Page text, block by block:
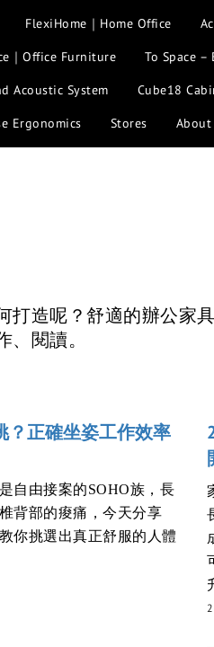
FlexiHome｜Home Office
｜Office Furniture To Space –
Acoustic System Cube18
Ergonomics Stores About
打造呢？舒適的辦公家
、閱讀。
？正確坐姿工作效率
自由接案的SOHO族，長
背部的痠痛，今天分享
你挑選出真正舒服的人體